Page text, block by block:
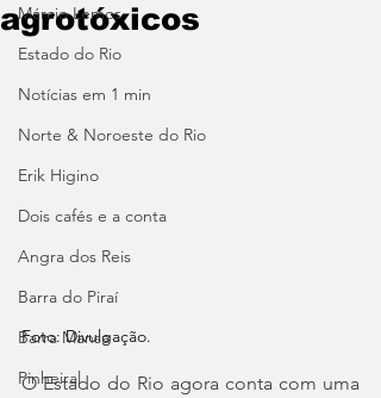
Márcio Lemos
Estado do Rio
Notícias em 1 min
Norte & Noroeste do Rio
Erik Higino
Dois cafés e a conta
Angra dos Reis
Barra do Piraí
Barra Mansa
Pinheiral
agrotóxicos
Foto: Divulgação.
O Estado do Rio agora conta com uma